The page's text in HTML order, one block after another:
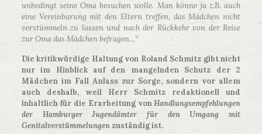
unbedingt seine Oma besuchen wolle. Man könne ja z.B. auch
eine Vereinbarung mit den Eltern treffen, das Mädchen nicht
verstümmeln zu lassen und nach der Rückkehr von der Reise
zur Oma das Mädchen befragen…“
Die kritikwürdige Haltung von Roland Schmitz gibt nicht
nur im Hinblick auf den mangelnden Schutz der 2
Mädchen im Fall Anlass zur Sorge, sondern vor allem
auch deshalb, weil Herr Schmitz redaktionell und
inhaltlich für die Erarbeitung vonHandlungsempfehlungen
der Hamburger Jugendämter für den Umgang mit
Genitalverstümmelungenzuständig ist.